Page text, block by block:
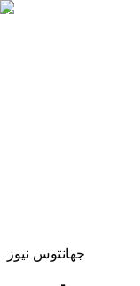
جهانتوس نیوز